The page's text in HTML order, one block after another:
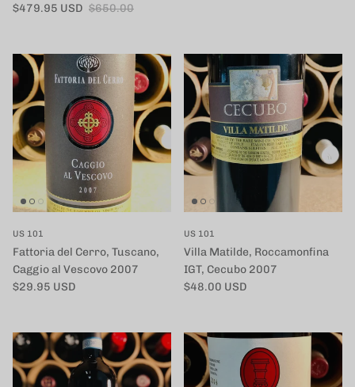
セール価格
$479.95 USD 定価
$650.00
US 101
Fattoria del Cerro, Tuscano,
Caggio al Vescovo 2007
定価
$29.95 USD
US 101
Villa Matilde, Roccamonfina
IGT, Cecubo 2007
定価
$48.00 USD